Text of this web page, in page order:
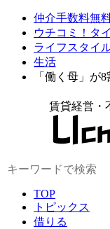
仲介手数料無
ウチコミ！タ
ライフスタイ
生活
「働く母」が
賃貸経営・
TOP
トピックス
借りる